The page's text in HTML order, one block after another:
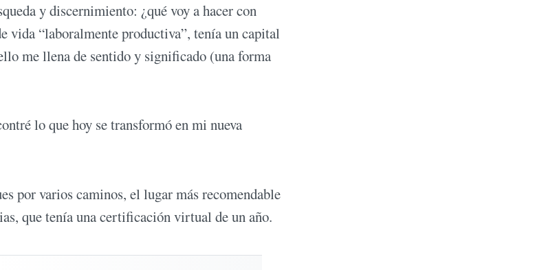
y discernimiento: ¿qué voy a hacer con
vida “laboralmente productiva”, tenía un capital
me llena de sentido y significado (una forma
lo que hoy se transformó en mi nueva
por varios caminos, el lugar más recomendable
que tenía una certificación virtual de un año.